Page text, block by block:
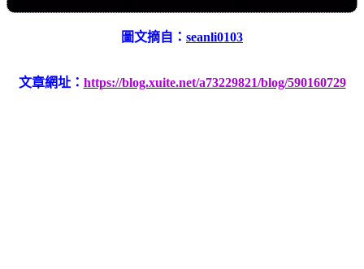
圖文摘自： seanli0103
文章網址： https://blog.xuite.net/a73229821/blog/590160729